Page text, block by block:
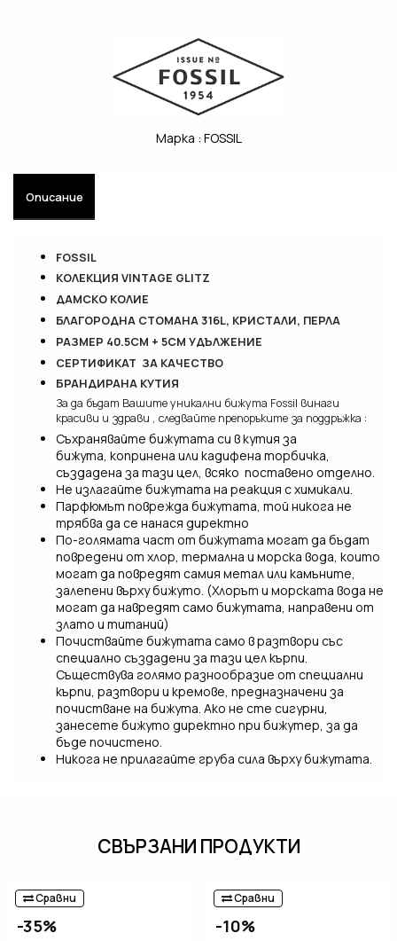
Марка : FOSSIL
Описание
FOSSIL
КОЛЕКЦИЯ VINTAGE GLITZ
ДАМСКО КОЛИЕ
БЛАГОРОДНА СТОМАНА 316L, КРИСТАЛИ, ПЕРЛА
РАЗМЕР 40.5СМ + 5СМ УДЪЛЖЕНИЕ
СЕРТИФИКАТ ЗА КАЧЕСТВО
БРАНДИРАНА КУТИЯ
За да бъдат Вашите уникални бижута Fossil винаги
красиви и здрави , следвайте препоръките за поддръжка :
Съхранявайте бижутата си в кутия за
бижута, копринена или кадифена торбичка,
създадена за тази цел, всяко поставено отделно.
Не излагайте бижутата на реакция с химикали.
Парфюмът поврежда бижутата, той никога не
трябва да се нанася директно
По-голямата част от бижутата могат да бъдат
повредени от хлор, термална и морска вода, които
могат да повредят самия метал или камъните,
залепени върху бижуто. (Хлорът и морската вода не
могат да навредят само бижутата, направени от
злато и титаний)
Почиствайте бижутата само в разтвори със
специално създадени за тази цел кърпи.
Съществува голямо разнообразие от специални
кърпи, разтвори и кремове, предназначени за
почистване на бижута. Ако не сте сигурни,
занесете бижуто директно при бижутер, за да
бъде почистено.
Никога не прилагайте груба сила върху бижутата.
СВЪРЗАНИ ПРОДУКТИ
Сравни
-35%
Сравни
-10%